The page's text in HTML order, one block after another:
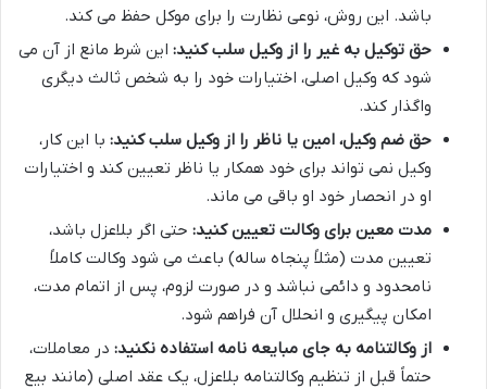
باشد. این روش، نوعی نظارت را برای موکل حفظ می کند.
حق توکیل به غیر را از وکیل سلب کنید: این شرط مانع از آن می
شود که وکیل اصلی، اختیارات خود را به شخص ثالث دیگری
واگذار کند.
حق ضم وکیل، امین یا ناظر را از وکیل سلب کنید: با این کار،
وکیل نمی تواند برای خود همکار یا ناظر تعیین کند و اختیارات
او در انحصار خود او باقی می ماند.
مدت معین برای وکالت تعیین کنید: حتی اگر بلاعزل باشد،
تعیین مدت (مثلاً پنجاه ساله) باعث می شود وکالت کاملاً
نامحدود و دائمی نباشد و در صورت لزوم، پس از اتمام مدت،
امکان پیگیری و انحلال آن فراهم شود.
از وکالتنامه به جای مبایعه نامه استفاده نکنید: در معاملات،
حتماً قبل از تنظیم وکالتنامه بلاعزل، یک عقد اصلی (مانند بیع